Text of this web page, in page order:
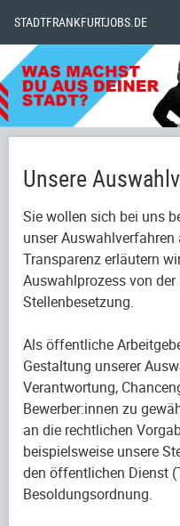
STADTFRANKFURTJOBS.DE
Unsere
Sie wollen sich bei uns
unser
Transparenz erläutern
Auswahlprozess von
Stellenbesetzung.
Als öffentliche
Gestaltung unserer
Verantwortung,
Bewerber:innen zu
an die rechtlichen
beispielsweise unsere
den öffentlichen Dienst
Besoldungsordnung.